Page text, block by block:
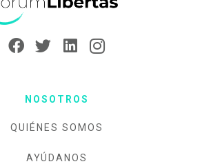
NOSOTROS
QUIÉNES SOMOS
AYÚDANOS